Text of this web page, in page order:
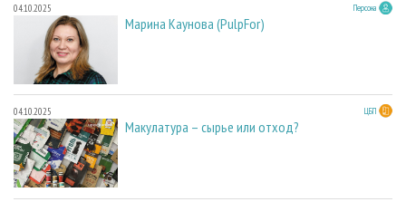
04.10.2025 Персона
Марина Каунова (PulpFor)
04.10.2025 ЦБП
Макулатура – сырье или отход?